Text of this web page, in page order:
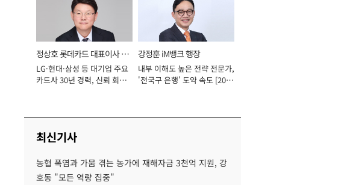
정상호 롯데카드 대표이사 사
장
LG·현대·삼성 등 대기업 주요
카드사 30년 경력, 신뢰 회복
강정훈 iM뱅크 행장
내부 이해도 높은 전략 전문가,
'전국구 은행' 도약 속도 [2026
최신기사
농협 폭염과 가뭄 겪는 농가에 재해자금 3천억 지원, 강
호동 "모든 역량 집중"